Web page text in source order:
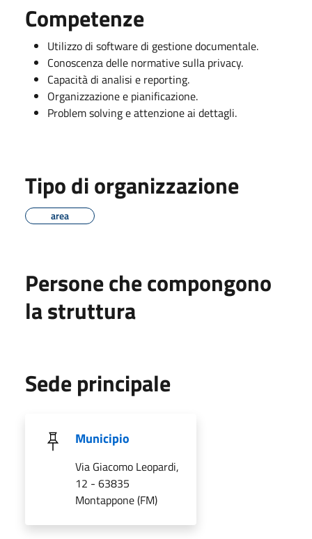
Competenze
Utilizzo di software di gestione documentale.
Conoscenza delle normative sulla privacy.
Capacità di analisi e reporting.
Organizzazione e pianificazione.
Problem solving e attenzione ai dettagli.
Tipo di organizzazione
area
Persone che compongono
la struttura
Sede principale
Municipio
Via Giacomo Leopardi,
12 - 63835
Montappone (FM)